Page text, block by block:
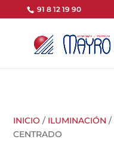
91 8 12 19 90
INICIO / ILUMINACIÓN /
CENTRADO